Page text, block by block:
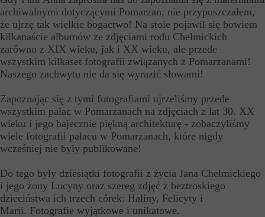
archiwalnymi dotyczącymi Pomarzan, nie przypuszczałem,
że ujrzę tak wielkie bogactwo! Na stole pojawił się bowiem
kilkanaście albumów ze zdjęciami rodu Chełmickich
zarówno z XIX wieku, jak i XX wieku, ale przede
wszystkim kilkaset fotografii związanych z Pomarzanami!
Naszego zachwytu nie da się wyrazić słowami!
Zapoznając się z tymi fotografiami ujrzeliśmy przede
wszystkim pałac w Pomarzanach na zdjęciach z lat 30. XX
wieku i jego bajecznie piękną architekturę - zobaczyliśmy
wiele fotografii pałacu w Pomarzanach, które nigdy
wcześniej nie były publikowane!
Do tego były dziesiątki fotografii z życia Jana Chełmickiego
i jego żony Lucyny oraz szereg zdjęć z beztroskiego
dzieciństwa ich trzech córek: Haliny, Felicyty i
Marii. Fotografie wyjątkowe i unikatowe.